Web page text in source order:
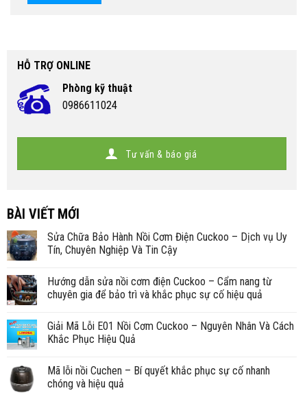
HỖ TRỢ ONLINE
Phòng kỹ thuật
0986611024
Tư vấn & báo giá
BÀI VIẾT MỚI
Sửa Chữa Bảo Hành Nồi Cơm Điện Cuckoo – Dịch vụ Uy
Tín, Chuyên Nghiệp Và Tin Cậy
Hướng dẫn sửa nồi cơm điện Cuckoo – Cẩm nang từ
chuyên gia để bảo trì và khắc phục sự cố hiệu quả
Giải Mã Lỗi E01 Nồi Cơm Cuckoo – Nguyên Nhân Và Cách
Khắc Phục Hiệu Quả
Mã lỗi nồi Cuchen – Bí quyết khắc phục sự cố nhanh
chóng và hiệu quả